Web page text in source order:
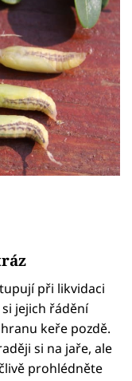
při likvidaci
jejich řádění
keře pozdě.
si na jaře, ale
prohlédněte